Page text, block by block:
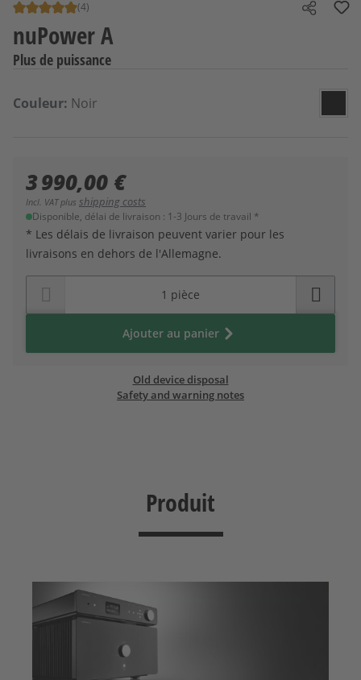
Note moyenne de 5 sur 5 étoiles
(4) Share
nuPower A
Plus de puissance
Sélectionnez
Couleur: Noir
Noir
3 990,00 €
Incl. VAT plus shipping costs
Disponible, délai de livraison : 1-3 Jours de travail *
* Les délais de livraison peuvent varier pour les
livraisons en dehors de l'Allemagne.
Ajouter au panier
Old device disposal
Safety and warning notes
Produit